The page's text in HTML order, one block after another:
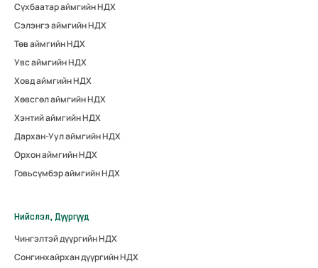
Сүхбаатар аймгийн НДХ
Сэлэнгэ аймгийн НДХ
Төв аймгийн НДХ
Увс аймгийн НДХ
Ховд аймгийн НДХ
Хөвсгөл аймгийн НДХ
Хэнтий аймгийн НДХ
Дархан-Уул аймгийн НДХ
Орхон аймгийн НДХ
Говьсүмбэр аймгийн НДХ
Нийслэл, Дүүргүүд
Чингэлтэй дүүргийн НДХ
Сонгинхайрхан дүүргийн НДХ